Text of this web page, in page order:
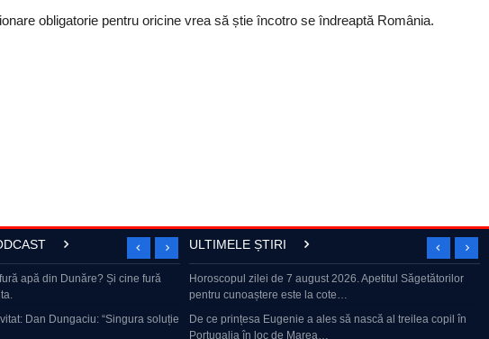
obligatorie pentru oricine vrea să știe încotro se îndreaptă România.
apă din Dunăre? Și cine fură
Dan Dungaciu: “Singura soluție
BEST OF „Dan Capatos Show” | Greii manelelor, SHOW la
Cancan
Mai contează facultatea?
ULTIMELE ȘTIRI
timpul unui live: Un influencer
a…
să evolueze’ – ONU trage un
Horoscopul zilei de 7 august 2026. Apetitul Săgetătorilor
pentru cunoaștere este la cote…
De ce prințesa Eugenie a ales să nască al treilea copil în
Portugalia în loc de Marea…